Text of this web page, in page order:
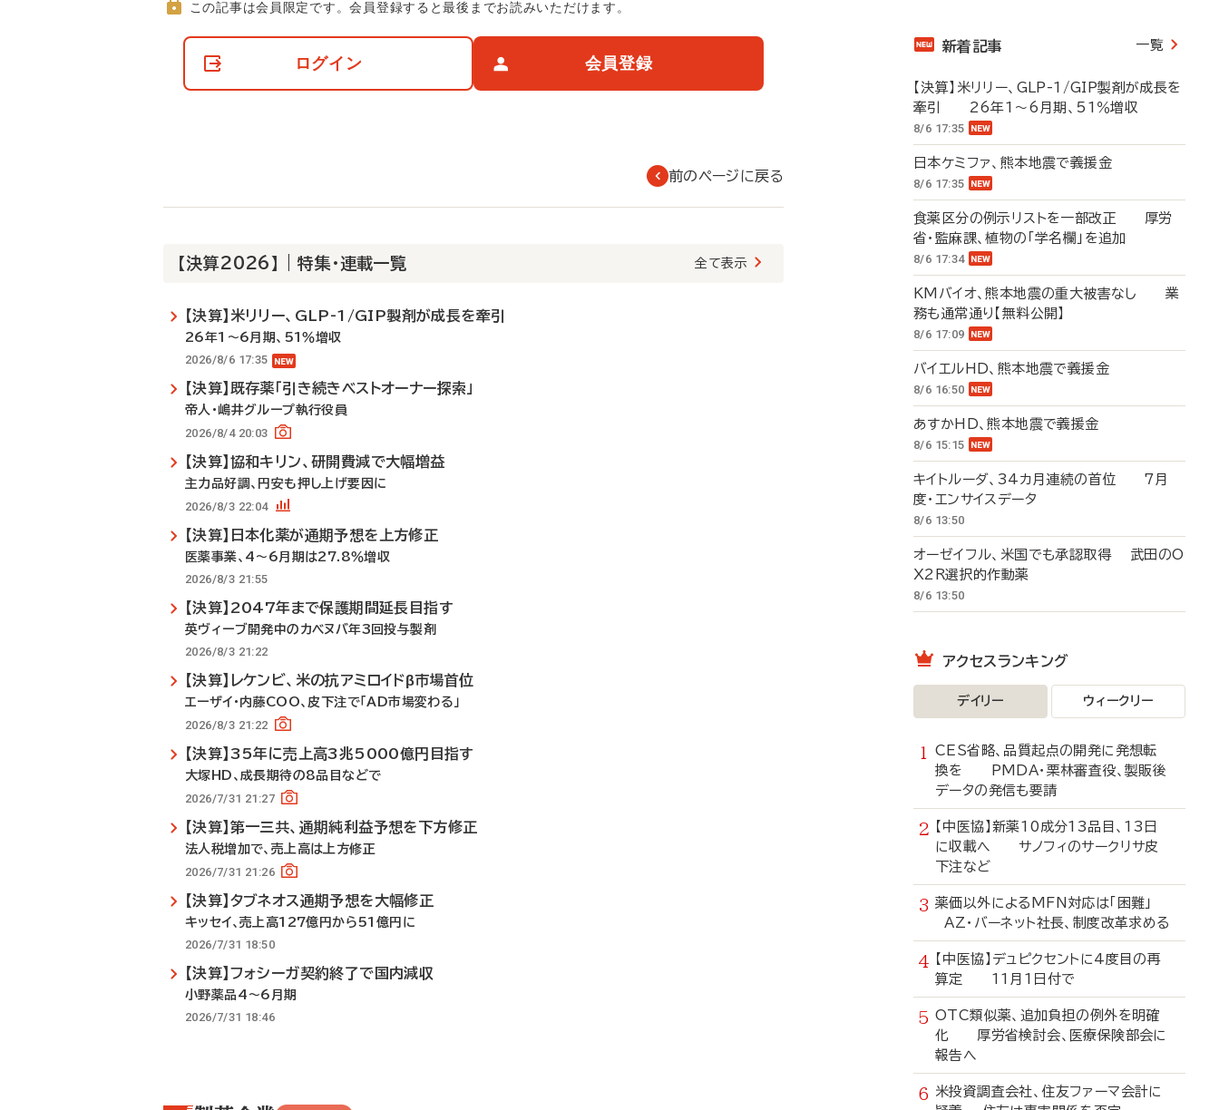
て
この記事は会員限定です。会員登録すると最後までお読みいただけます。
ログイン 会員登録
前のページに戻る
【決算2026】 | 特集・連載一覧 全て表示
【決算】米リリー、GLP-1/GIP製剤が成長を牽引
26年1～6月期、51％増収
2026/8/6 17:35
【決算】既存薬「引き続きベストオーナー探索」
帝人・嶋井グループ執行役員
2026/8/4 20:03
【決算】協和キリン、研開費減で大幅増益
主力品好調、円安も押し上げ要因に
2026/8/3 22:04
【決算】日本化薬が通期予想を上方修正
医薬事業、4～6月期は27.8％増収
2026/8/3 21:55
【決算】2047年まで保護期間延長目指す
英ヴィーブ開発中のカベヌバ年3回投与製剤
2026/8/3 21:22
【決算】レケンビ、米の抗アミロイドβ市場首位
エーザイ・内藤COO、皮下注で「AD市場変わる」
2026/8/3 21:22
【決算】35年に売上高3兆5000億円目指す
大塚HD、成長期待の8品目などで
2026/7/31 21:27
【決算】第一三共、通期純利益予想を下方修正
法人税増加で、売上高は上方修正
2026/7/31 21:26
【決算】タブネオス通期予想を大幅修正
キッセイ、売上高127億円から51億円に
2026/7/31 18:50
【決算】フォシーガ契約終了で国内減収
小野薬品4～6月期
2026/7/31 18:46
新着記事 一覧
【決算】米リリー、GLP-1/GIP製剤が成長を
牽引 26年1～6月期、51％増収
8/6 17:35
日本ケミファ、熊本地震で義援金
8/6 17:35
食薬区分の例示リストを一部改正 厚労
省・監麻課、植物の「学名欄」を追加
8/6 17:34
KMバイオ、熊本地震の重大被害なし 業
務も通常通り【無料公開】
8/6 17:09
バイエルHD、熊本地震で義援金
8/6 16:50
あすかHD、熊本地震で義援金
8/6 15:15
キイトルーダ、34カ月連続の首位 7月
度・エンサイスデータ
8/6 13:50
オーゼイフル、米国でも承認取得 武田のO
X2R選択的作動薬
8/6 13:50
アクセスランキング
デイリー ウィークリー
CES省略、品質起点の開発に発想転
換を PMDA・栗林審査役、製販後
データの発信も要請
【中医協】新薬10成分13品目、13日
に収載へ サノフィのサークリサ皮
下注など
薬価以外によるMFN対応は「困難」
AZ・バーネット社長、制度改革求める
【中医協】デュピクセントに4度目の再
算定 11月1日付で
OTC類似薬、追加負担の例外を明確
化 厚労省検討会、医療保険部会に
報告へ
米投資調査会社、住友ファーマ会計に